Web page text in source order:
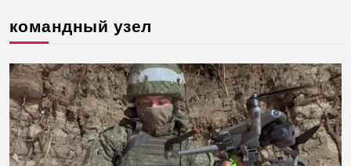
командный узел